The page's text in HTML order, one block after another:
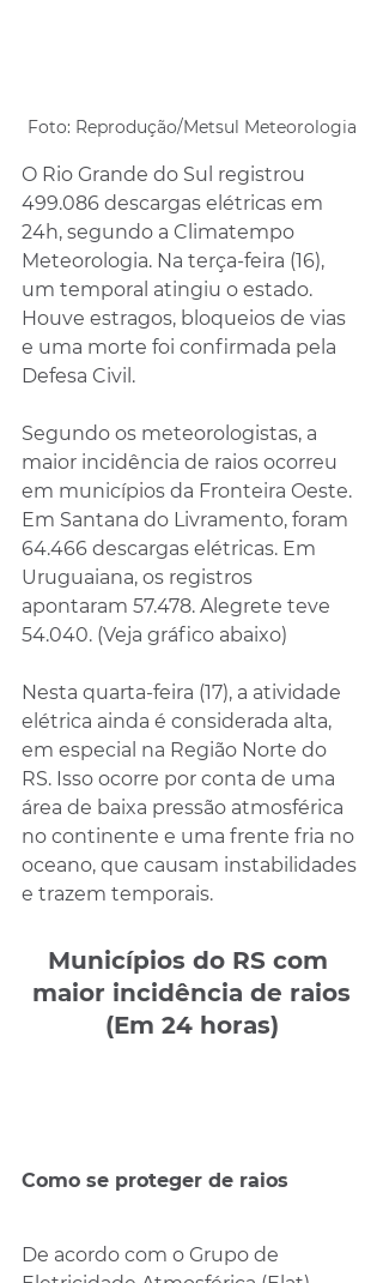
Foto: Reprodução/Metsul Meteorologia
O Rio Grande do Sul registrou
499.086 descargas elétricas em
24h, segundo a Climatempo
Meteorologia. Na terça-feira (16),
um temporal atingiu o estado.
Houve estragos, bloqueios de vias
e uma morte foi confirmada pela
Defesa Civil.
Segundo os meteorologistas, a
maior incidência de raios ocorreu
em municípios da Fronteira Oeste.
Em Santana do Livramento, foram
64.466 descargas elétricas. Em
Uruguaiana, os registros
apontaram 57.478. Alegrete teve
54.040. (Veja gráfico abaixo)
Nesta quarta-feira (17), a atividade
elétrica ainda é considerada alta,
em especial na Região Norte do
RS. Isso ocorre por conta de uma
área de baixa pressão atmosférica
no continente e uma frente fria no
oceano, que causam instabilidades
e trazem temporais.
Municípios do RS com
maior incidência de raios
(Em 24 horas)
Como se proteger de raios
De acordo com o Grupo de